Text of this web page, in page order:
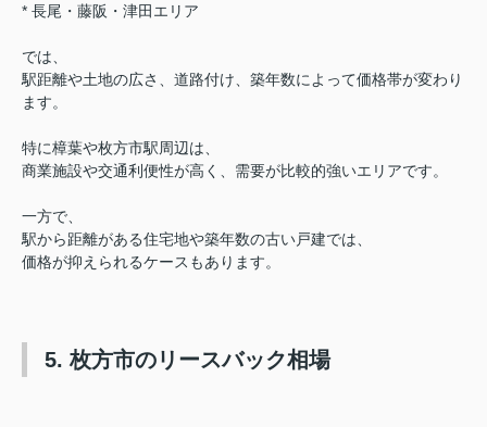
* 長尾・藤阪・津田エリア
では、
駅距離や土地の広さ、道路付け、築年数によって価格帯が変わり
ます。
特に樟葉や枚方市駅周辺は、
商業施設や交通利便性が高く、需要が比較的強いエリアです。
一方で、
駅から距離がある住宅地や築年数の古い戸建では、
価格が抑えられるケースもあります。
5. 枚方市のリースバック相場